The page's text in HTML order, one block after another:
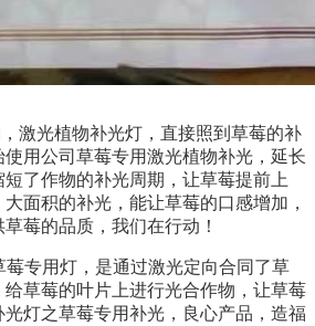
激光植物补光灯，直接照到草莓的补
用公司草莓专用激光植物补光，延长
了作物的补光周期，让草莓提前上
面积的补光，能让草莓的口感增加，
莓的品质，我们在行动！
莓专用灯，是通过激光定向合同了草
草莓的叶片上进行光合作物，让草莓
灯之草莓专用补光，良心产品，造福